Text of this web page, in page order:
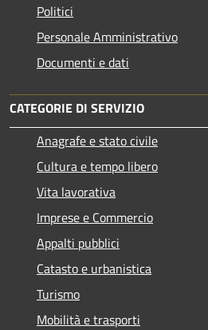
Politici
Personale Amministrativo
Documenti e dati
CATEGORIE DI SERVIZIO
Anagrafe e stato civile
Cultura e tempo libero
Vita lavorativa
Imprese e Commercio
Appalti pubblici
Catasto e urbanistica
Turismo
Mobilità e trasporti